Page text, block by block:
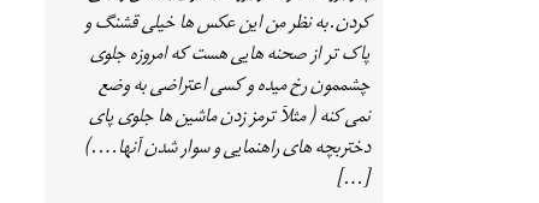
کردن.به نظر من این عکس ها خیلی قشنگ و
پاک تر از صحنه هایی هست که امروزه جلوی
چشممون رخ میده و کسی اعتراضی به وضع
نمی کنه ( مثلآ ترمز زدن ماشین ها جلوی پای
دختربچه های راهنمایی و سوار شدن آنها….)
[…]